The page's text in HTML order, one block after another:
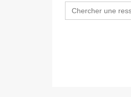
Search
for: